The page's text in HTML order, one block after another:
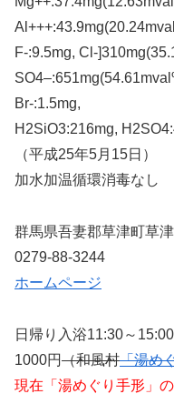
F-:9.5mg, Cl-
Br-:1.5mg,
H2SiO3:216mg,
（平成25年5月15日）
加水加温循環消毒なし
群馬県吾妻郡草津町草
0279-88-3244
ホームページ
日帰り入浴11:30～15:00
1000円（和風村「湯め
現在「湯めぐり手形」